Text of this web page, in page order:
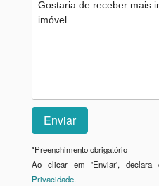
*Preenchimento obrigatório
Ao clicar em 'Enviar', declara
Privacidade.